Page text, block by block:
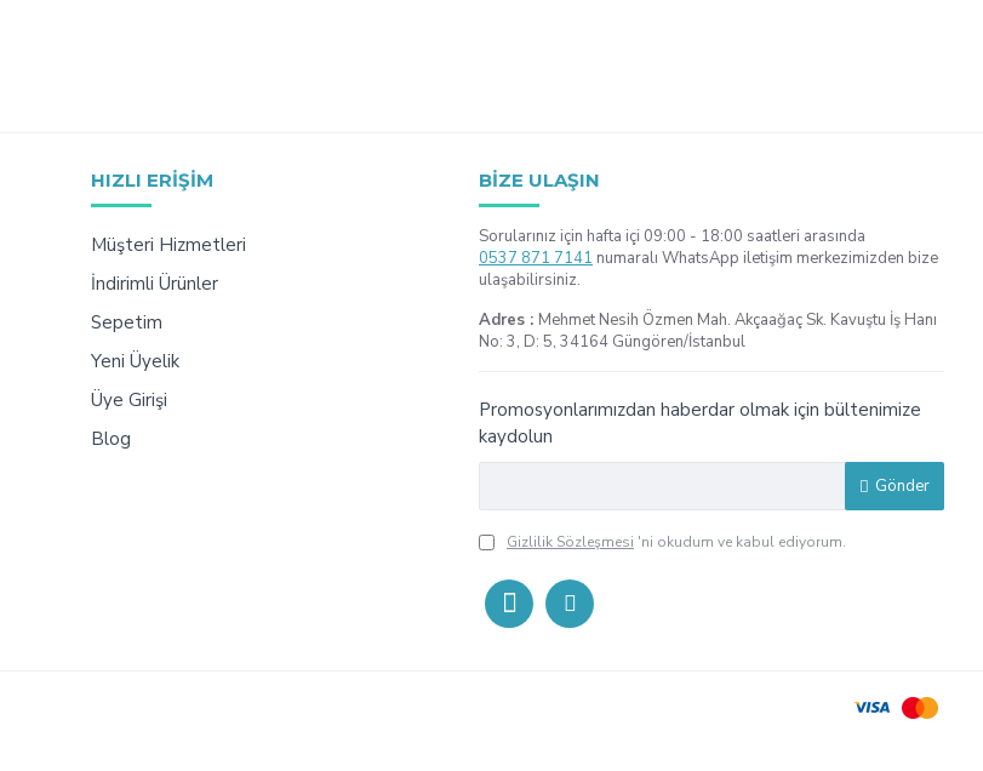
HIZLI ERIŞIM
Müşteri Hizmetleri
İndirimli Ürünler
Sepetim
Yeni Üyelik
Üye Girişi
Blog
BIZE ULAŞIN
Sorularınız için hafta içi 09:00 - 18:00 saatleri arasında
0537 871 7141 numaralı WhatsApp iletişim merkezimizden bize
ulaşabilirsiniz.
Adres : Mehmet Nesih Özmen Mah. Akçaağaç Sk. Kavuştu İş Hanı
No: 3, D: 5, 34164 Güngören/İstanbul
Promosyonlarımızdan haberdar olmak için bültenimize
kaydolun
Gönder
Gizlilik Sözleşmesi 'ni okudum ve kabul ediyorum.